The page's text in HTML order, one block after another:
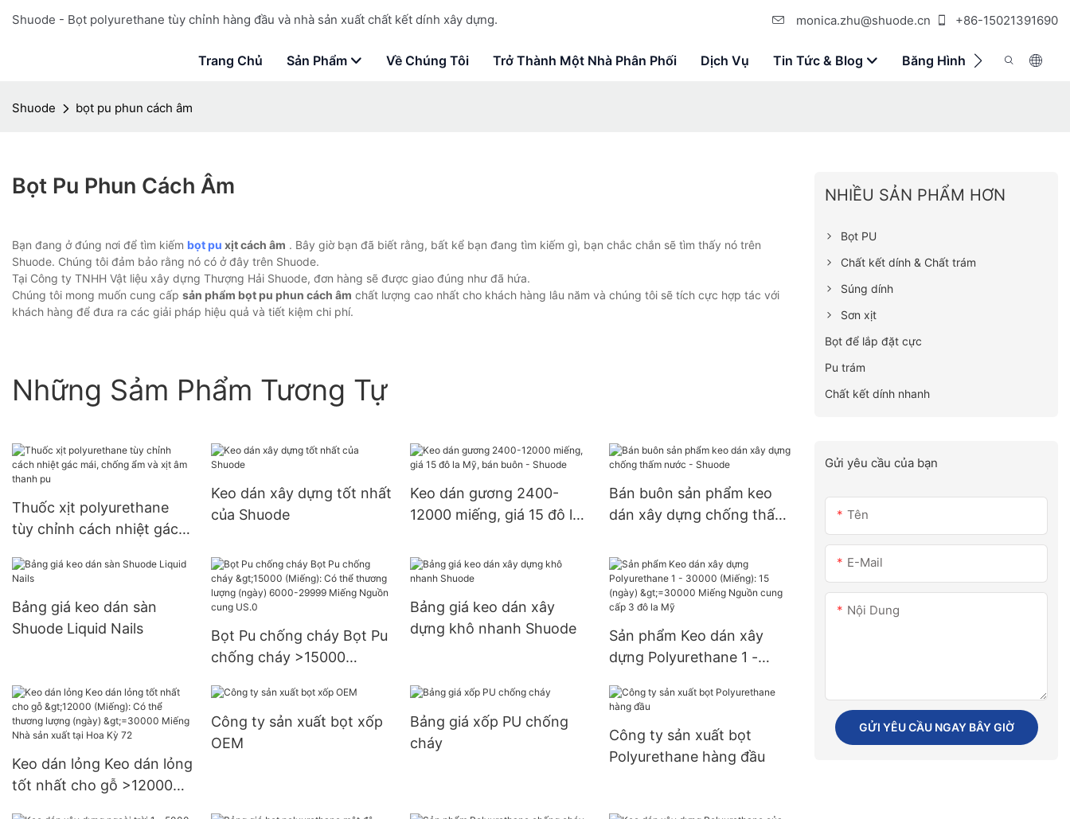
Shuode - Bọt polyurethane tùy chỉnh hàng đầu và nhà sản xuất chất kết dính xây dựng. monica.zhu@shuode.cn +86-15021391690
Trang Chủ Sản Phẩm Về Chúng Tôi Trở Thành Một Nhà Phân Phối Dịch Vụ Tin Tức & Blog Băng Hình Liên Hệ Với
Shuode bọt pu phun cách âm
Bọt Pu Phun Cách Âm
Bạn đang ở đúng nơi để tìm kiếm bọt pu xịt cách âm . Bây giờ bạn đã biết rằng, bất kể bạn đang tìm kiếm gì, bạn chắc chắn sẽ tìm thấy nó trên
Shuode. Chúng tôi đảm bảo rằng nó có ở đây trên Shuode.
Tại Công ty TNHH Vật liệu xây dựng Thượng Hải Shuode, đơn hàng sẽ được giao đúng như đã hứa.
Chúng tôi mong muốn cung cấp sản phẩm bọt pu phun cách âm chất lượng cao nhất cho khách hàng lâu năm và chúng tôi sẽ tích cực hợp tác với
khách hàng để đưa ra các giải pháp hiệu quả và tiết kiệm chi phí.
Những Sảm Phẩm Tương Tự
Thuốc xịt polyurethane
tùy chỉnh cách nhiệt gác
thanh pu
Keo dán xây dựng tốt nhất
của Shuode
Keo dán gương 2400-
12000 miếng, giá 15 đô la
Bán buôn sản phẩm keo
dán xây dựng chống thấm
Bảng giá keo dán sàn
Shuode Liquid Nails
Bọt Pu chống cháy Bọt Pu
chống cháy >15000
lượng (ngày) 6000-29999
Miếng Nguồn cung US.0
Bảng giá keo dán xây
dựng khô nhanh Shuode
Sản phẩm Keo dán xây
dựng Polyurethane 1 -
>=30000 Miếng Nguồn
Keo dán lỏng Keo dán lỏng
tốt nhất cho gỗ >12000
Công ty sản xuất bọt xốp
OEM
Bảng giá xốp PU chống
cháy
Công ty sản xuất bọt
Polyurethane hàng đầu
NHIỀU SẢN PHẨM HƠN
Bọt PU
Chất kết dính & Chất trám
Súng dính
Sơn xịt
Bọt để lắp đặt cực
Pu trám
Chất kết dính nhanh
Gửi yêu cầu của bạn
Tên
E-Mail
Nội Dung
GỬI YÊU CẦU NGAY BÂY GIỜ